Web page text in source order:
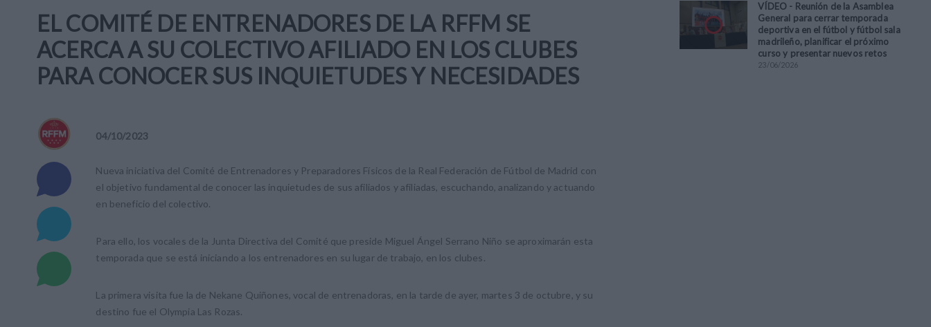
EL COMITÉ DE ENTRENADORES DE LA RFFM SE
ACERCA A SU COLECTIVO AFILIADO EN LOS CLUBES
PARA CONOCER SUS INQUIETUDES Y NECESIDADES
04/10/2023
Nueva iniciativa del Comité de Entrenadores y Preparadores Físicos de la Real Federación de Fútbol de Madrid con
el objetivo fundamental de conocer las inquietudes de sus afiliados y afiliadas, escuchando, analizando y actuando
en beneficio del colectivo.
Para ello, los vocales de la Junta Directiva del Comité que preside Miguel Ángel Serrano Niño se aproximarán esta
temporada que se está iniciando a los entrenadores en su lugar de trabajo, en los clubes.
La primera visita fue la de Nekane Quiñones, vocal de entrenadoras, en la tarde de ayer, martes 3 de octubre, y su
destino fue el Olympia Las Rozas.
VÍDEO - Reunión de la Asamblea
General para cerrar temporada
deportiva en el fútbol y fútbol sala
madrileño, planificar el próximo
curso y presentar nuevos retos
23/06/2026